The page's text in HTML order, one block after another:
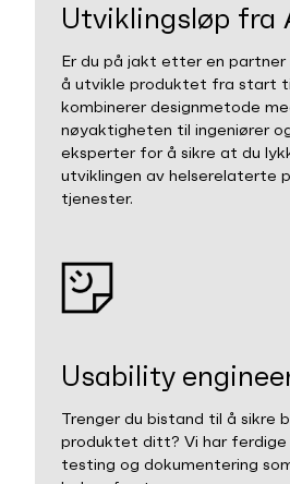
Utviklingsløp fra
Er du på jakt etter en partner
å utvikle produktet fra start
kombinerer designmetode
nøyaktigheten til ingeniører
eksperter for å sikre at du
utviklingen av helserelaterte
tjenester.
Usability
Trenger du bistand til å sikre
produktet ditt? Vi har ferdige
testing og dokumentering